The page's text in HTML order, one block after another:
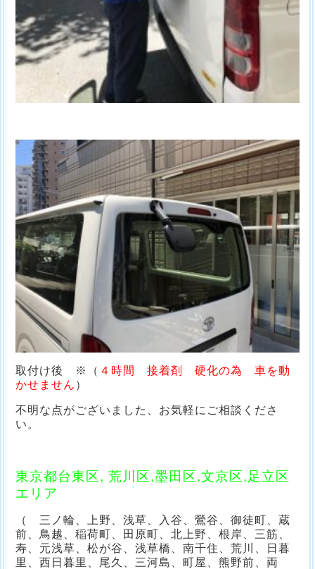
取付け後 ※（ ４時間 接着剤 硬化の為 車を動
かせません ）
不明な点がございました、お気軽にご相談くださ
い。
東京都台東区, 荒川区,墨田区,文京区,足立区
エリア
（ 三ノ輪、上野、浅草、入谷、鶯谷、御徒町、蔵
前、鳥越、稲荷町、田原町、北上野、根岸、三筋、
寿、元浅草、松が谷、浅草橋、南千住、荒川、日暮
里、西日暮里、尾久、三河島、町屋、熊野前、両